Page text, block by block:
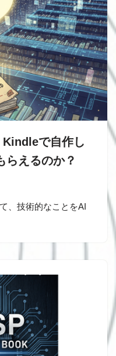
Kindleで自作し
らえるのか？
、技術的なことをAI